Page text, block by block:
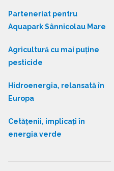
Parteneriat pentru
Aquapark Sânnicolau Mare
Agricultură cu mai puține
pesticide
Hidroenergia, relansată în
Europa
Cetățenii, implicați în
energia verde